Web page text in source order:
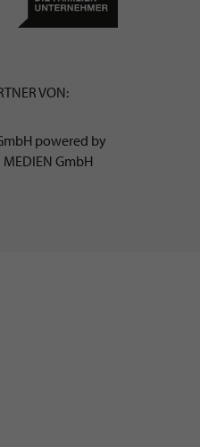
VON:
powered by
MEDIEN GmbH